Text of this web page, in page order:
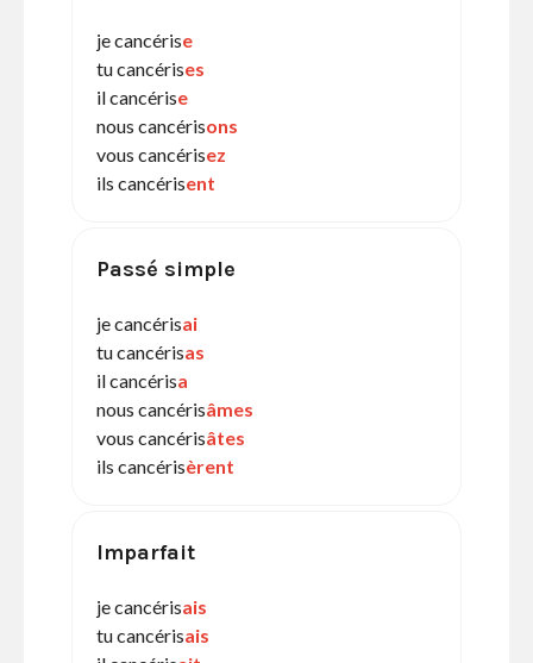
je cancérise
tu cancérises
il cancérise
nous cancérisons
vous cancérisez
ils cancérisent
Passé simple
je cancérisai
tu cancérisas
il cancérisa
nous cancérisâmes
vous cancérisâtes
ils cancérisèrent
Imparfait
je cancérisais
tu cancérisais